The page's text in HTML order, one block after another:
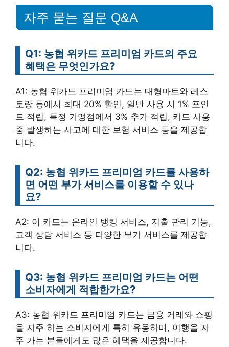
자주 묻는 질문 Q&A
Q1: 농협 위카드 프리미엄 카드의 주요
혜택은 무엇인가요?
A1: 농협 위카드 프리미엄 카드는 대형마트와 레스
토랑 등에서 최대 20% 할인, 일반 사용 시 1% 포인
트 적립, 특정 가맹점에서 3% 추가 적립, 카드 사용
중 발생하는 사고에 대한 보험 서비스 등을 제공합
니다.
Q2: 농협 위카드 프리미엄 카드를 사용하
면 어떤 부가 서비스를 이용할 수 있나
요?
A2: 이 카드는 온라인 뱅킹 서비스, 지출 관리 기능,
고객 상담 서비스 등 다양한 부가 서비스를 제공합
니다.
Q3: 농협 위카드 프리미엄 카드는 어떤
소비자에게 적합한가요?
A3: 농협 위카드 프리미엄 카드는 금융 거래와 쇼핑
을 자주 하는 소비자에게 특히 유용하며, 여행을 자
주 가는 분들에게도 많은 혜택을 제공합니다.